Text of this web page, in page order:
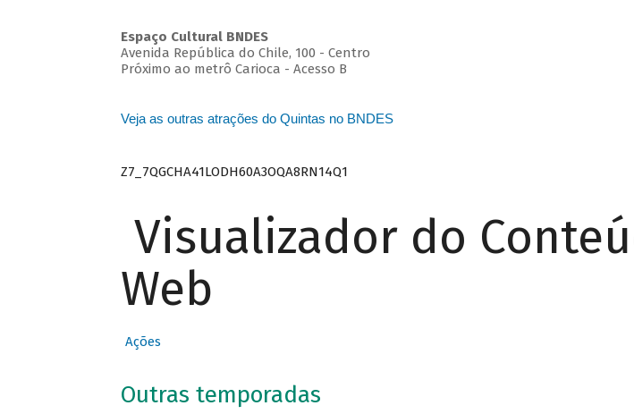
Espaço Cultural BNDES
Avenida República do Chile, 100 - Centro
Próximo ao metrô Carioca - Acesso B
Veja as outras atrações do Quintas no BNDES
Z7_7QGCHA41LODH60A3OQA8RN14Q1
Visualizador do
Web
Ações
Outras temporadas